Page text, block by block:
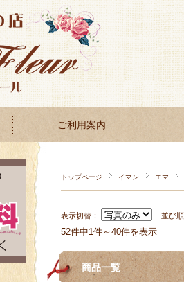
ご利用案内
トップページ イマン エマ
表示切替： 並び
52件中1件～40件を表示
商品一覧